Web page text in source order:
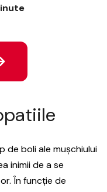
de boli ale mușchiului
inimii de a se
În funcție de